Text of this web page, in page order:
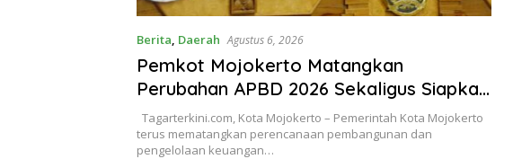
Berita Daerah Agustus 6, 2026
Pemkot Mojokerto Matangkan
Perubahan APBD 2026 Sekaligus Siapkan
Arah Pembangunan 2027
Tagarterkini.com, Kota Mojokerto – Pemerintah Kota Mojokerto
terus mematangkan perencanaan pembangunan dan
pengelolaan keuangan…